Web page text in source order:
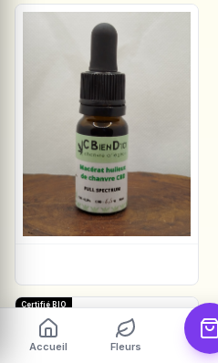
Certifié BIO
Accueil Fleurs